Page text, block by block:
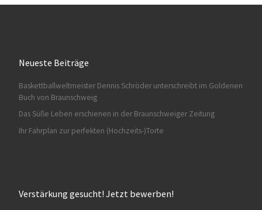
Neueste Beiträge
Baskettballweltmeister Dennis Schröder unterschreibt im Goldenen
Buch von Braunschweig
Das Süße Leben erschienen in der Braunschweiger Zeitung
Ihr Fahrplan zur perfekten (Hochzeits-)Torte
Verstärkung gesucht! Jetzt bewerben!